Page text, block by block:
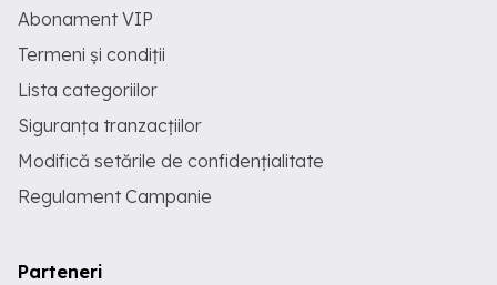
Abonament VIP
Termeni și condiții
Lista categoriilor
Siguranța tranzacțiilor
Modifică setările de confidențialitate
Regulament Campanie
Parteneri